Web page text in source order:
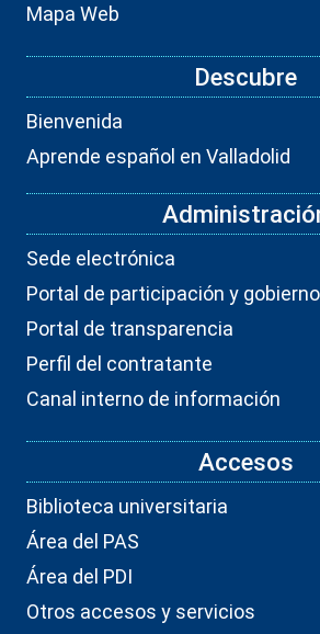
Mapa Web
Descubre
Bienvenida
Aprende español en Valladolid
Sede electrónica
Portal de participación y
Portal de transparencia
Perfil del contratante
Canal interno de información
Accesos
Biblioteca universitaria
Área del PAS
Área del PDI
Otros accesos y servicios